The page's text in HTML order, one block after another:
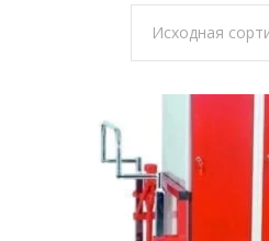
Исходная